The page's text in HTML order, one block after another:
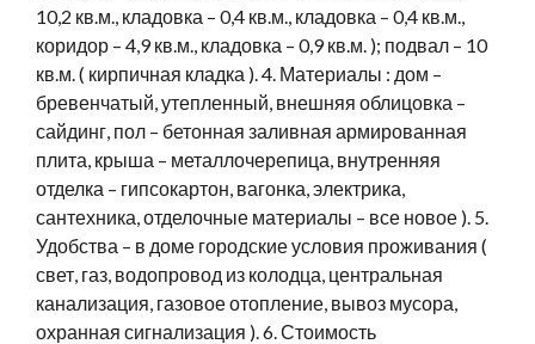
10,2 кв.м., кладовка – 0,4 кв.м., кладовка – 0,4 кв.м.,
коридор – 4,9 кв.м., кладовка – 0,9 кв.м. ); подвал – 10
кв.м. ( кирпичная кладка ). 4. Материалы : дом –
бревенчатый, утепленный, внешняя облицовка –
сайдинг, пол – бетонная заливная армированная
плита, крыша – металлочерепица, внутренняя
отделка – гипсокартон, вагонка, электрика,
сантехника, отделочные материалы – все новое ). 5.
Удобства – в доме городские условия проживания (
свет, газ, водопровод из колодца, центральная
канализация, газовое отопление, вывоз мусора,
охранная сигнализация ). 6. Стоимость